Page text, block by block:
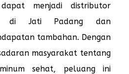
menjadi distributor
di Jati Padang dan
tambahan. Dengan
masyarakat tentang
sehat, peluang ini